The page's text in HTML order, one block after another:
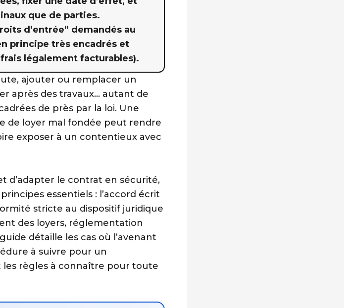
que de parties.
d’entrée” demandés au
principe très encadrés et
légalement facturables).
ajouter ou remplacer un
après des travaux… autant de
de près par la loi. Une
de loyer mal fondée peut rendre
exposer à un contentieux avec
d’adapter le contrat en sécurité,
essentiels : l’accord écrit
stricte au dispositif juridique
des loyers, réglementation
détaille les cas où l’avenant
à suivre pour un
règles à connaître pour toute